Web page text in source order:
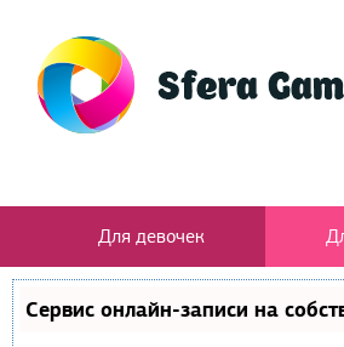
Для девочек
Сервис онлайн-записи на